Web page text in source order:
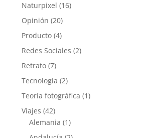
Naturpixel (16)
Opinión (20)
Producto (4)
Redes Sociales (2)
Retrato (7)
Tecnología (2)
Teoría fotográfica (1)
Viajes (42)
Alemania (1)